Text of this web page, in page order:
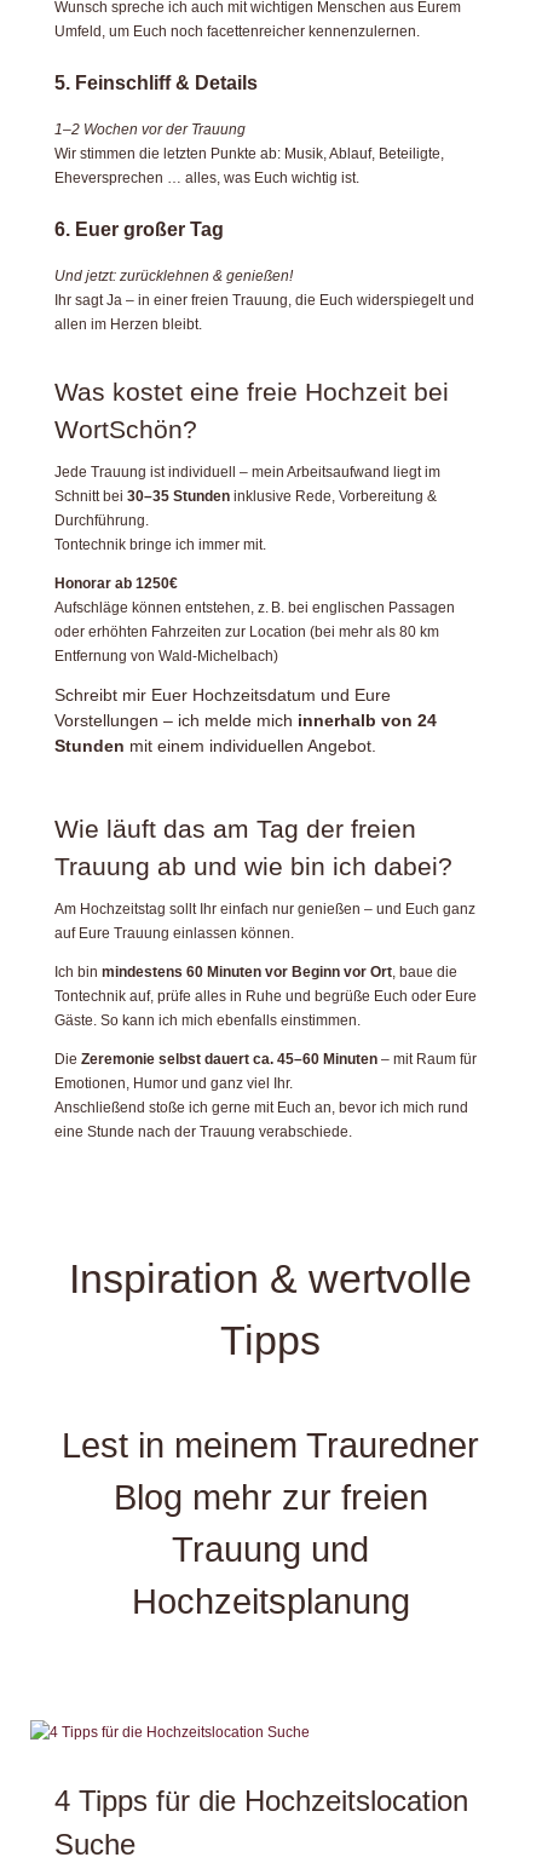
Wunsch spreche ich auch mit wichtigen Menschen aus Eurem
Umfeld, um Euch noch facettenreicher kennenzulernen.
5. Feinschliff & Details
1–2 Wochen vor der Trauung
Wir stimmen die letzten Punkte ab: Musik, Ablauf, Beteiligte,
Eheversprechen … alles, was Euch wichtig ist.
6. Euer großer Tag
Und jetzt: zurücklehnen & genießen!
Ihr sagt Ja – in einer freien Trauung, die Euch widerspiegelt und
allen im Herzen bleibt.
Was kostet eine freie Hochzeit bei
WortSchön?
Jede Trauung ist individuell – mein Arbeitsaufwand liegt im
Schnitt bei 30–35 Stundeninklusive Rede, Vorbereitung &
Durchführung.
Tontechnik bringe ich immer mit.
Honorar ab 1250€
Aufschläge können entstehen, z. B. bei englischen Passagen
oder erhöhten Fahrzeiten zur Location (bei mehr als 80 km
Entfernung von Wald-Michelbach)
Schreibt mir Euer Hochzeitsdatum und Eure
Vorstellungen – ich melde mich innerhalb von 24
Stunden mit einem individuellen Angebot.
Wie läuft das am Tag der freien
Trauung ab und wie bin ich dabei?
Am Hochzeitstag sollt Ihr einfach nur genießen – und Euch ganz
auf Eure Trauung einlassen können.
Ich bin mindestens 60 Minuten vor Beginn vor Ort, baue die
Tontechnik auf, prüfe alles in Ruhe und begrüße Euch oder Eure
Gäste. So kann ich mich ebenfalls einstimmen.
Die Zeremonie selbst dauert ca. 45–60 Minuten– mit Raum für
Emotionen, Humor und ganz viel Ihr.
Anschließend stoße ich gerne mit Euch an, bevor ich mich rund
eine Stunde nach der Trauung verabschiede.
Inspiration & wertvolle
Tipps
Lest in meinem Trauredner
Blog mehr zur freien
Trauung und
Hochzeitsplanung
4 Tipps für die Hochzeitslocation
Suche